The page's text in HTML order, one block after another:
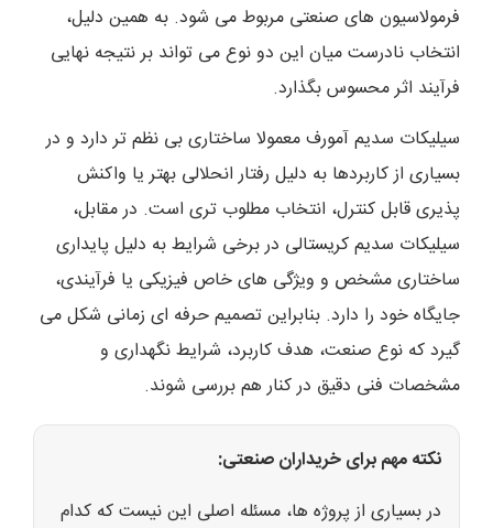
فرمولاسیون های صنعتی مربوط می شود. به همین دلیل،
انتخاب نادرست میان این دو نوع می تواند بر نتیجه نهایی
فرآیند اثر محسوس بگذارد.
سیلیکات سدیم آمورف معمولا ساختاری بی نظم تر دارد و در
بسیاری از کاربردها به دلیل رفتار انحلالی بهتر یا واکنش
پذیری قابل کنترل، انتخاب مطلوب تری است. در مقابل،
سیلیکات سدیم کریستالی در برخی شرایط به دلیل پایداری
ساختاری مشخص و ویژگی های خاص فیزیکی یا فرآیندی،
جایگاه خود را دارد. بنابراین تصمیم حرفه ای زمانی شکل می
گیرد که نوع صنعت، هدف کاربرد، شرایط نگهداری و
مشخصات فنی دقیق در کنار هم بررسی شوند.
نکته مهم برای خریداران صنعتی:
در بسیاری از پروژه ها، مسئله اصلی این نیست که کدام